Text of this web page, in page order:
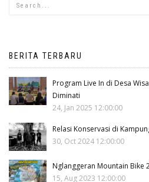
BERITA TERBARU
Program Live In di Desa
Diminati
24, Jan 2025 12:00:00
Relasi Konservasi di
30, Oct 2024 12:00:00
Nglanggeran Mountain Bike
15, Aug 2023 12:00:00